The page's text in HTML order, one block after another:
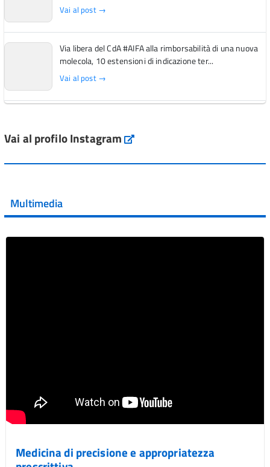
Vai al post →
Via libera del CdA #AIFA alla rimborsabilità di una nuova
molecola, 10 estensioni di indicazione ter...
Vai al post →
Vai al post →
Vai al post →
Vai al profilo Instagram Instagram
Multimedia
Medicina di precisione e appropriatezza